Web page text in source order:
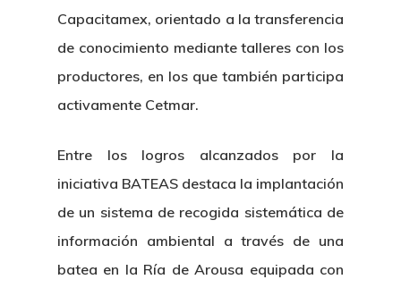
Capacitamex, orientado a la transferencia
de conocimiento mediante talleres con los
productores, en los que también participa
activamente Cetmar.
Entre los logros alcanzados por la
iniciativa BATEAS destaca la implantación
de un sistema de recogida sistemática de
información ambiental a través de una
batea en la Ría de Arousa equipada con